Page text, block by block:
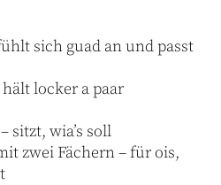
sich guad an und passt
locker a paar
sitzt, wia’s soll
zwei Fächern – für ois,